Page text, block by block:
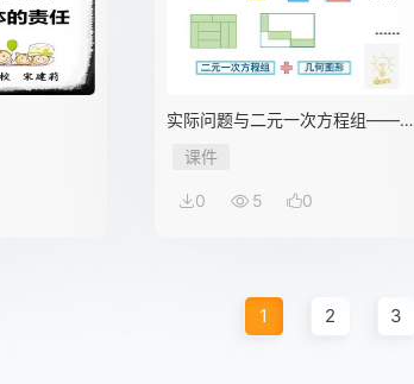
实际问题与二元一次方程组——几
何图形
课件
0 5 0
1 2 3